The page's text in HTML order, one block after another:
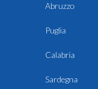
Abruzzo
Puglia
Calabria
Sardegna